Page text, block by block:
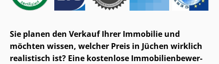
Sie planen den Verkauf Ihrer Immobilie und
möchten wissen, welcher Preis in Jüchen wirklich
realistisch ist? Eine kostenlose Im­mo­bi­li­en­be­wer­